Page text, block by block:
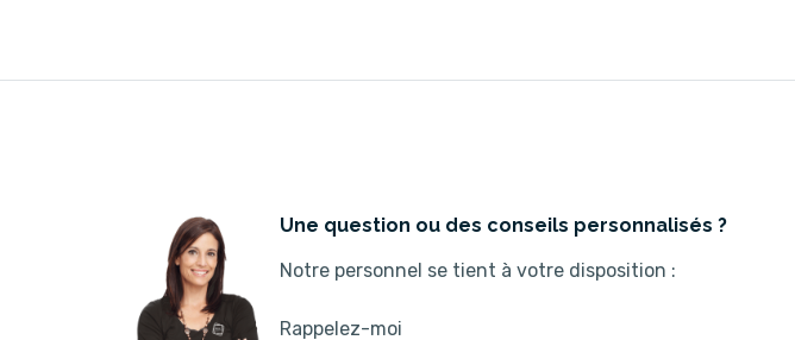
Une question ou des conseils personnalisés ?
Notre personnel se tient à votre disposition :
Rappelez-moi